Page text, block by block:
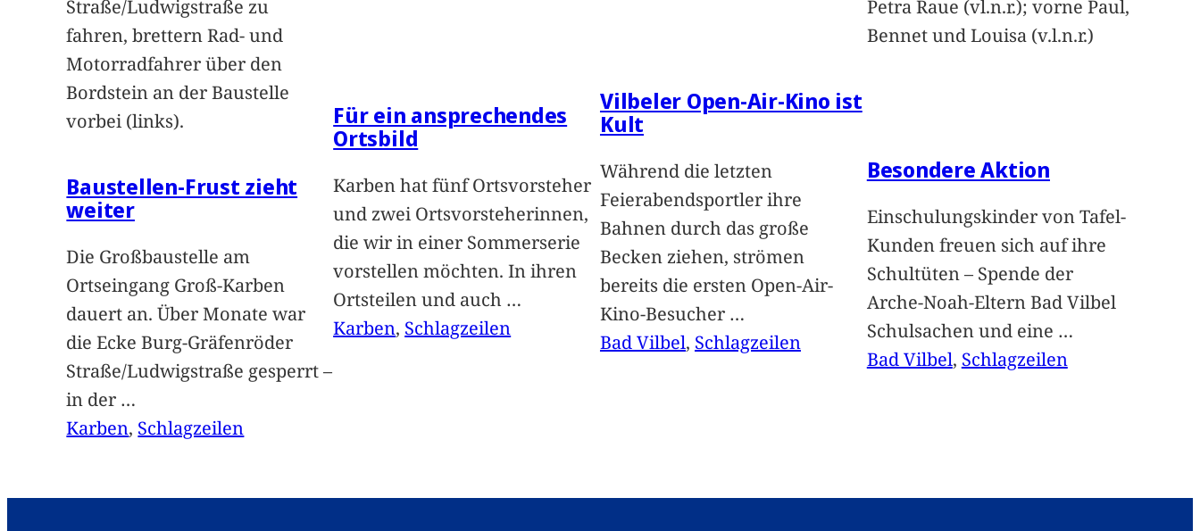
Straße/Ludwigstraße zu
fahren, brettern Rad- und
Motorradfahrer über den
Bordstein an der Baustelle
vorbei (links).
Baustellen-Frust zieht
weiter
Die Großbaustelle am
Ortseingang Groß-Karben
dauert an. Über Monate war
die Ecke Burg-Gräfenröder
Straße/Ludwigstraße gesperrt –
in der …
Karben, Schlagzeilen
Für ein ansprechendes
Ortsbild
Karben hat fünf Ortsvorsteher
und zwei Ortsvorsteherinnen,
die wir in einer Sommerserie
vorstellen möchten. In ihren
Ortsteilen und auch …
Karben, Schlagzeilen
Vilbeler Open-Air-Kino ist
Kult
Während die letzten
Feierabendsportler ihre
Bahnen durch das große
Becken ziehen, strömen
bereits die ersten Open-Air-
Kino-Besucher …
Bad Vilbel, Schlagzeilen
Petra Raue (vl.n.r.); vorne Paul,
Bennet und Louisa (v.l.n.r.)
Besondere Aktion
Einschulungskinder von Tafel-
Kunden freuen sich auf ihre
Schultüten – Spende der
Arche-Noah-Eltern Bad Vilbel
Schulsachen und eine …
Bad Vilbel, Schlagzeilen